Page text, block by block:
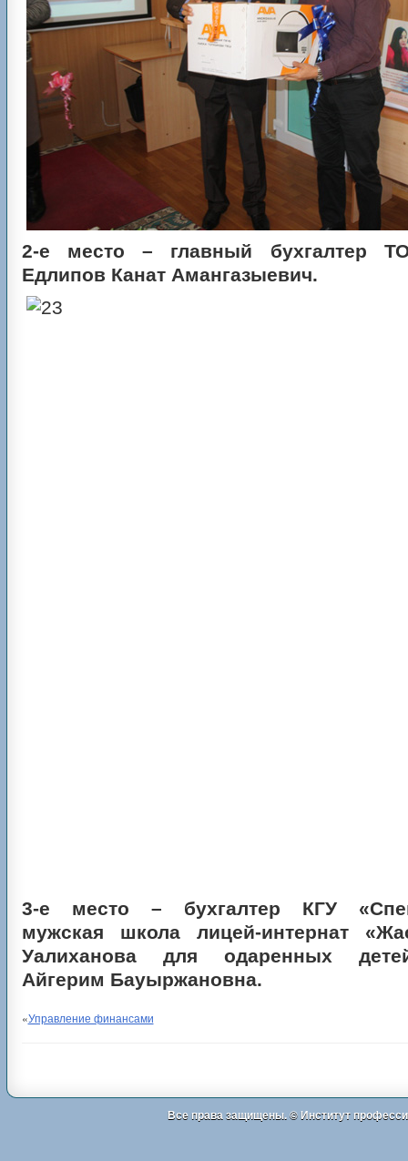
2-е место – главный бухгалтер
Едлипов Канат Амангазыевич.
3-е место – бухгалтер КГУ
мужская школа лицей-интернат
Уалиханова для одаренных
Айгерим Бауыржановна.
«Управление финансами
Все права защищены. ©Институт